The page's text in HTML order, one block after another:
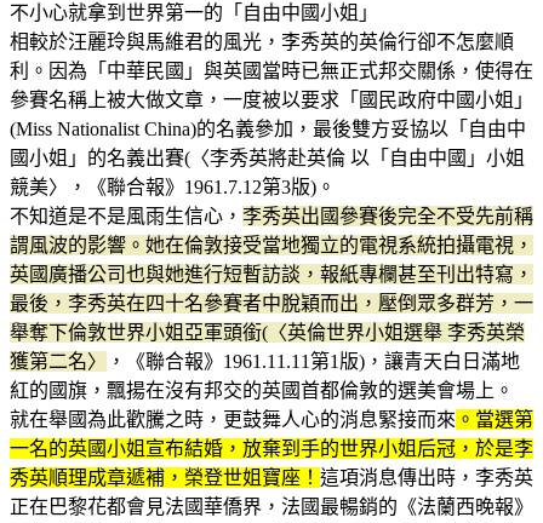
不小心就拿到世界第一的「自由中國小姐」
相較於汪麗玲與馬維君的風光，李秀英的英倫行卻不怎麼順
利。因為「中華民國」與英國當時已無正式邦交關係，使得在
參賽名稱上被大做文章，一度被以要求「國民政府中國小姐」
(Miss Nationalist China)的名義參加，最後雙方妥協以「自由中
國小姐」的名義出賽(〈李秀英將赴英倫 以「自由中國」小姐
競美〉，《聯合報》1961.7.12第3版)。
不知道是不是風雨生信心， 李秀英出國參賽後完全不受先前稱
謂風波的影響。她在倫敦接受當地獨立的電視系統拍攝電視，
英國廣播公司也與她進行短暫訪談，報紙專欄甚至刊出特寫，
最後，李秀英在四十名參賽者中脫穎而出，壓倒眾多群芳，一
舉奪下倫敦世界小姐亞軍頭銜(〈英倫世界小姐選舉 李秀英榮
獲第二名〉
，《聯合報》1961.11.11第1版)，讓青天白日滿地
紅的國旗，飄揚在沒有邦交的英國首都倫敦的選美會場上。
就在舉國為此歡騰之時，更鼓舞人心的消息緊接而來 。當選第
一名的英國小姐宣布結婚，放棄到手的世界小姐后冠，於是李
秀英順理成章遞補，榮登世姐寶座！ 這項消息傳出時，李秀英
正在巴黎花都會見法國華僑界，法國最暢銷的《法蘭西晚報》